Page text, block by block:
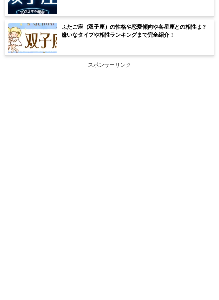
ふたご座（双子座）の性格や恋愛傾向や各星座との相性は？
嫌いなタイプや相性ランキングまで完全紹介！
スポンサーリンク